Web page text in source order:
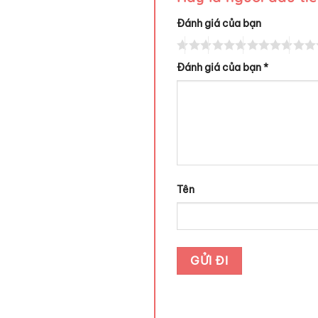
Đánh giá của bạn
Đánh giá của bạn*
Tên